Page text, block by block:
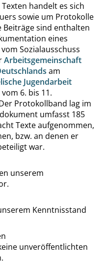
handelt es sich
sowie um Protokolle
Beiträge sind enthalten
eines
Sozialausschuss
Arbeitsgemeinschaft
am
Jugendarbeit
6. bis 11.
Protokollband lag im
umfasst 185
Texte aufgenommen,
bzw. an denen er
war.
unserem
Kenntnisstand
unveröffentlichten